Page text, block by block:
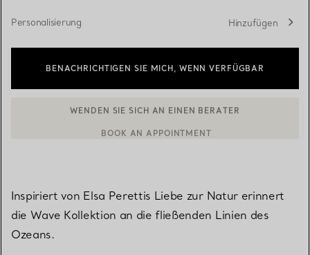
Personalisierung Hinzufügen
BENACHRICHTIGEN SIE MICH, WENN VERFÜGBAR
Inspiriert von Elsa Perettis Liebe zur Natur erinnert
die Wave Kollektion an die fließenden Linien des
Ozeans.